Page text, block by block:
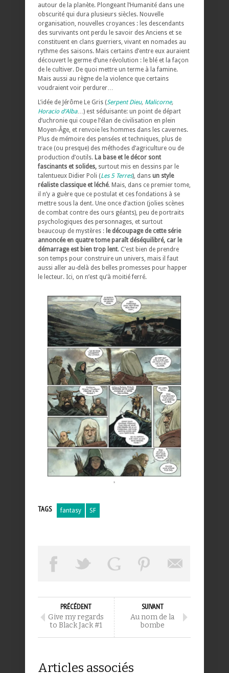
autour de la planète. Plongeant l’Humanité dans une
obscurité qui dura plusieurs siècles. Nouvelle
organisation, nouvelles croyances : les descendants
des survivants ont perdu le savoir des Anciens et se
constituent en clans guerriers, vivant en nomades au
rythme des saisons. Mais certains d’entre eux auraient
découvert le germe d’une révolution : le blé et la façon
de le cultiver. De quoi mettre un terme à la famine.
Mais aussi au règne de la violence que certains
voudraient voir perdurer…
L’idée de Jérôme Le Gris (Serpent Dieu, Malicorne,
Horacio d’Alba…) est séduisante: un point de départ
d’uchronie qui coupe l’élan de civilisation en plein
Moyen-Âge, et renvoie les hommes dans les cavernes.
Plus de mémoire des pensées et techniques, plus de
trace (ou presque) des méthodes d’agriculture ou de
production d’outils. La base et le décor sont
fascinants et solides, surtout mis en dessins par le
talentueux Didier Poli (Les 5 Terres), dans un style
réaliste classique et léché. Mais, dans ce premier tome,
il n’y a guère que ce postulat et ces fondations à se
mettre sous la dent. Une once d’action (jolies scènes
de combat contre des ours géants), peu de portraits
psychologiques des personnages, et surtout
beaucoup de mystères : le découpage de cette série
annoncée en quatre tome paraît déséquilibré, car le
démarrage est bien trop lent. C’est bien de prendre
son temps pour construire un univers, mais il faut
aussi aller au-delà des belles promesses pour happer
le lecteur. Ici, on n’est qu’à moitié ferré.
TAGS fantasy SF
PRÉCÉDENT
Give my regards
to Black Jack #1
SUIVANT
Au nom de la
bombe
Articles associés